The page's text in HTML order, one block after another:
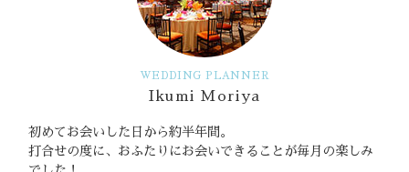
WEDDING PLANNER
Ikumi Moriya
初めてお会いした日から約半年間。
打合せの度に、おふたりにお会いできることが毎月の楽しみ